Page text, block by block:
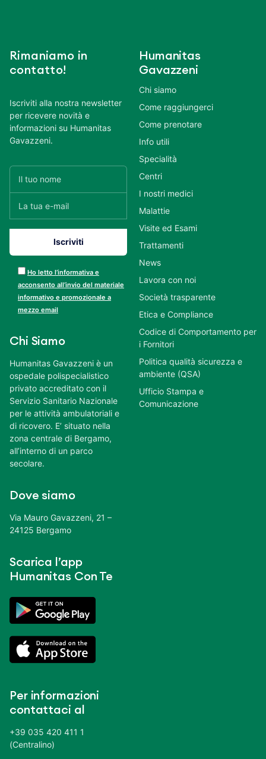
Rimaniamo in
contatto!
Iscriviti alla nostra newsletter
per ricevere novità e
informazioni su Humanitas
Gavazzeni.
Ho letto l’informativa e
acconsento all’invio del materiale
informativo e promozionale a
mezzo email
Chi Siamo
Humanitas Gavazzeni è un
ospedale polispecialistico
privato accreditato con il
Servizio Sanitario Nazionale
per le attività ambulatoriali e
di ricovero. E’ situato nella
zona centrale di Bergamo,
all’interno di un parco
secolare.
Dove siamo
Via Mauro Gavazzeni, 21 –
24125 Bergamo
Scarica l’app
Humanitas Con Te
Per informazioni
contattaci al
+39 035 420 411 1
(Centralino)
Humanitas
Gavazzeni
Chi siamo
Come raggiungerci
Come prenotare
Info utili
Specialità
Centri
I nostri medici
Malattie
Visite ed Esami
Trattamenti
News
Lavora con noi
Società trasparente
Etica e Compliance
Codice di Comportamento per
i Fornitori
Politica qualità sicurezza e
ambiente (QSA)
Ufficio Stampa e
Comunicazione